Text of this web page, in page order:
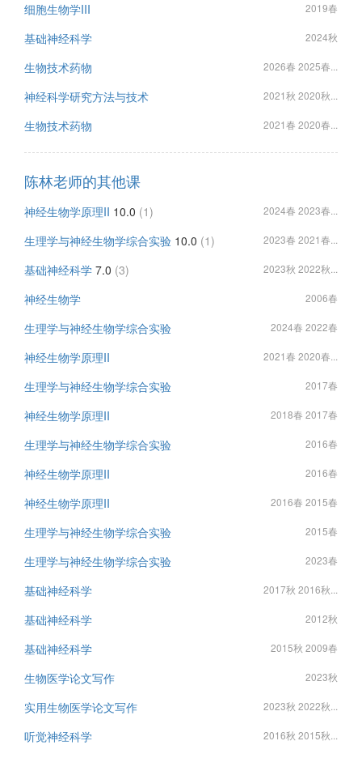
细胞生物学III 2019春
基础神经科学 2024秋
生物技术药物 2026春 2025春...
神经科学研究方法与技术 2021秋 2020秋...
生物技术药物 2021春 2020春...
陈林老师的其他课
神经生物学原理II 10.0 (1) 2024春 2023春...
生理学与神经生物学综合实验 10.0 (1) 2023春 2021春...
基础神经科学 7.0 (3) 2023秋 2022秋...
神经生物学 2006春
生理学与神经生物学综合实验 2024春 2022春
神经生物学原理II 2021春 2020春...
生理学与神经生物学综合实验 2017春
神经生物学原理II 2018春 2017春
生理学与神经生物学综合实验 2016春
神经生物学原理II 2016春
神经生物学原理II 2016春 2015春
生理学与神经生物学综合实验 2015春
生理学与神经生物学综合实验 2023春
基础神经科学 2017秋 2016秋...
基础神经科学 2012秋
基础神经科学 2015秋 2009春
生物医学论文写作 2023秋
实用生物医学论文写作 2023秋 2022秋...
听觉神经科学 2016秋 2015秋...